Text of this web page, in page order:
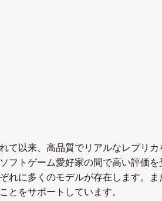
て以来、高品質でリアルなレプリカ
トゲーム愛好家の間で高い評価を
れに多くのモデルが存在します。ま
とをサポートしています。